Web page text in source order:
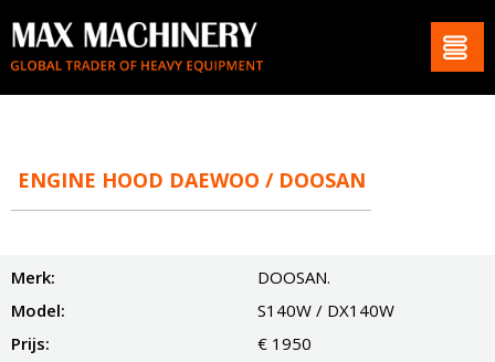
ENGINE HOOD DAEWOO / DOOSAN
Merk:
DOOSAN.
Model:
S140W / DX140W
Prijs:
€ 1950